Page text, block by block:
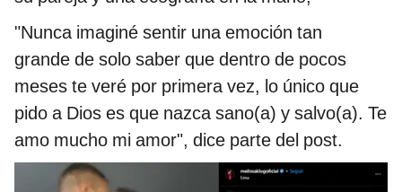
"Nunca imaginé sentir una emoción tan
grande de solo saber que dentro de pocos
meses te veré por primera vez, lo único que
pido a Dios es que nazca sano(a) y salvo(a). Te
amo mucho mi amor", dice parte del post.